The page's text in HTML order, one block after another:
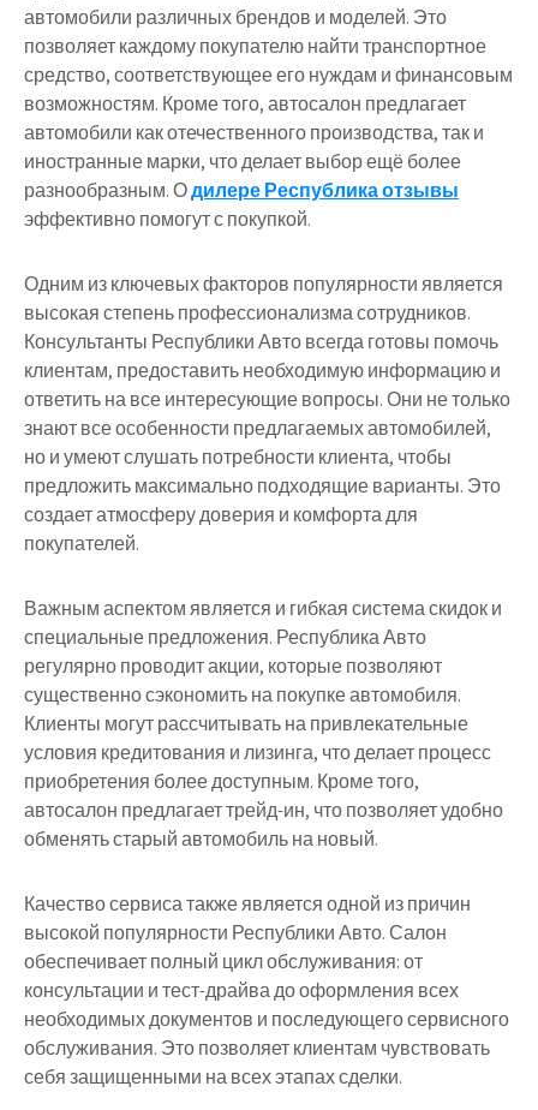
автомобили различных брендов и моделей. Это
позволяет каждому покупателю найти транспортное
средство, соответствующее его нуждам и финансовым
возможностям. Кроме того, автосалон предлагает
автомобили как отечественного производства, так и
иностранные марки, что делает выбор ещё более
разнообразным. Одилере Республика отзывы
эффективно помогут с покупкой.
Одним из ключевых факторов популярности является
высокая степень профессионализма сотрудников.
Консультанты Республики Авто всегда готовы помочь
клиентам, предоставить необходимую информацию и
ответить на все интересующие вопросы. Они не только
знают все особенности предлагаемых автомобилей,
но и умеют слушать потребности клиента, чтобы
предложить максимально подходящие варианты. Это
создает атмосферу доверия и комфорта для
покупателей.
Важным аспектом является и гибкая система скидок и
специальные предложения. Республика Авто
регулярно проводит акции, которые позволяют
существенно сэкономить на покупке автомобиля.
Клиенты могут рассчитывать на привлекательные
условия кредитования и лизинга, что делает процесс
приобретения более доступным. Кроме того,
автосалон предлагает трейд-ин, что позволяет удобно
обменять старый автомобиль на новый.
Качество сервиса также является одной из причин
высокой популярности Республики Авто. Салон
обеспечивает полный цикл обслуживания: от
консультации и тест-драйва до оформления всех
необходимых документов и последующего сервисного
обслуживания. Это позволяет клиентам чувствовать
себя защищенными на всех этапах сделки.